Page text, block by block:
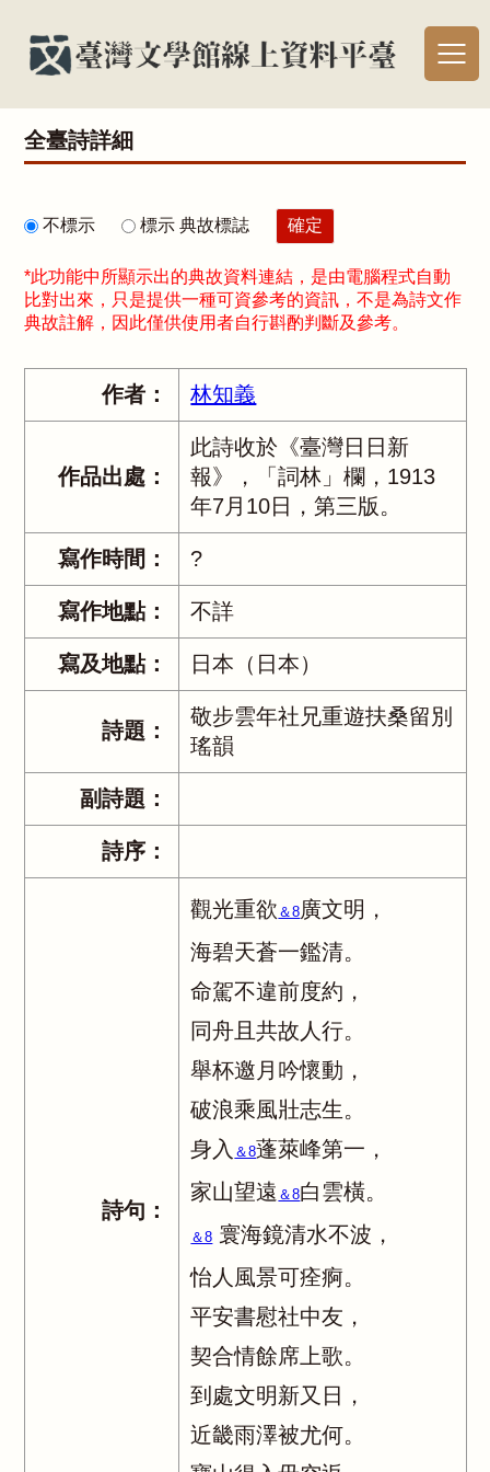
全臺詩詳細
不標示 標示 典故標誌
*此功能中所顯示出的典故資料連結，是由電腦程式自動
比對出來，只是提供一種可資參考的資訊，不是為詩文作
典故註解，因此僅供使用者自行斟酌判斷及參考。
作者： 林知義
作品出處：
此詩收於《臺灣日日新
報》，「詞林」欄，1913
年7月10日，第三版。
寫作時間： ?
寫作地點： 不詳
寫及地點： 日本（日本）
詩題：
敬步雲年社兄重遊扶桑留別
瑤韻
副詩題：
詩序：
詩句：
觀光重欲 ＆8廣文明，
海碧天蒼一鑑清。
命駕不違前度約，
同舟且共故人行。
舉杯邀月吟懷動，
破浪乘風壯志生。
身入 ＆8蓬萊峰第一，
家山望遠 ＆8白雲橫。
＆8 寰海鏡清水不波，
怡人風景可痊痾。
平安書慰社中友，
契合情餘席上歌。
到處文明新又日，
近畿雨澤被尤何。